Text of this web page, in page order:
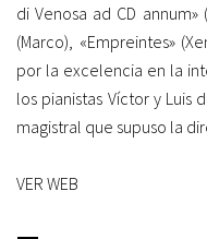
di Venosa ad CD annum»
(Marco), «Empreintes»
por la excelencia en la
los pianistas Víctor y
magistral que supuso la
VER WEB